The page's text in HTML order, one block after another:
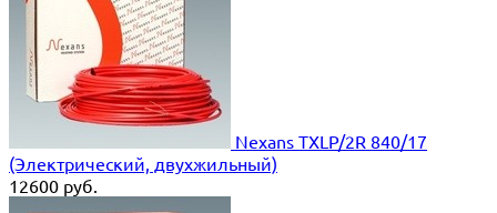
Nexans TXLP/2R 840/17
(Электрический, двухжильный)
12600 руб.